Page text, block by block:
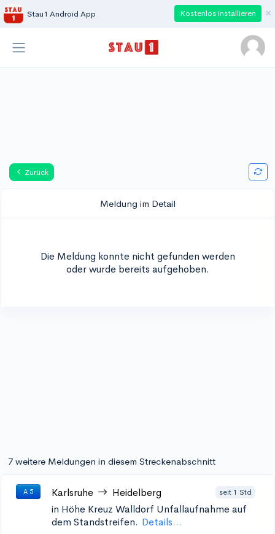
Stau1 Android App Kostenlos installieren ×
Zurück
Meldung im Detail
Die Meldung konnte nicht gefunden werden
oder wurde bereits aufgehoben.
7 weitere Meldungen in diesem Streckenabschnitt
A 5 Karlsruhe Heidelberg seit 1 Std
in Höhe Kreuz Walldorf Unfallaufnahme auf
dem Standstreifen. Details...